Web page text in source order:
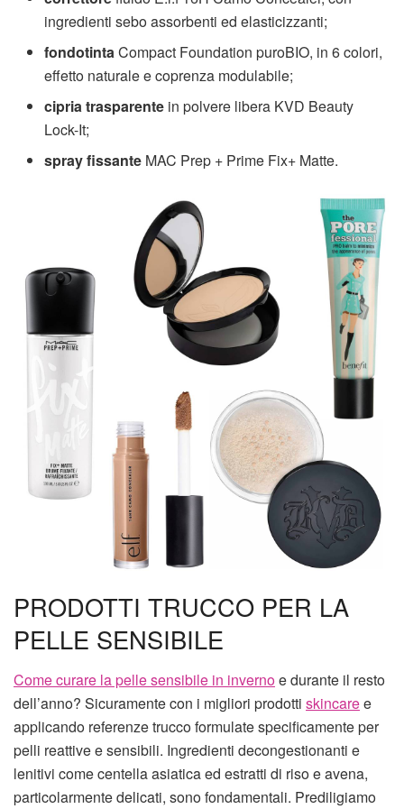
ingredienti sebo assorbenti ed elasticizzanti;
fondotintaCompact Foundation puroBIO, in 6 colori,
effetto naturale e coprenza modulabile;
cipria trasparente in polvere libera KVD Beauty
Lock-It;
spray fissante MAC Prep + Prime Fix+ Matte.
PRODOTTI TRUCCO PER LA
PELLE SENSIBILE
Come curare la pelle sensibile in invernoe durante il resto
dell’anno? Sicuramente con i migliori prodotti skincaree
applicando referenze trucco formulate specificamente per
pelli reattive e sensibili. Ingredienti decongestionanti e
lenitivi come centella asiatica ed estratti di riso e avena,
particolarmente delicati, sono fondamentali. Prediligiamo